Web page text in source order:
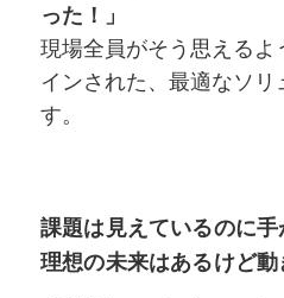
った！」
現場全員がそう思える
インされた、最適なソリ
す。
課題は見えているのに手
理想の未来はあるけど動